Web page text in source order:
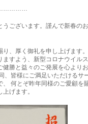
うございます。謹んで新春の
り、厚く御礼を申し上げます
ますよう、新型コロナウイル
健勝と益々のご発展を心より
、皆様にご満足いただけるサ
、 何とぞ昨年同様のご愛顧を
げます。